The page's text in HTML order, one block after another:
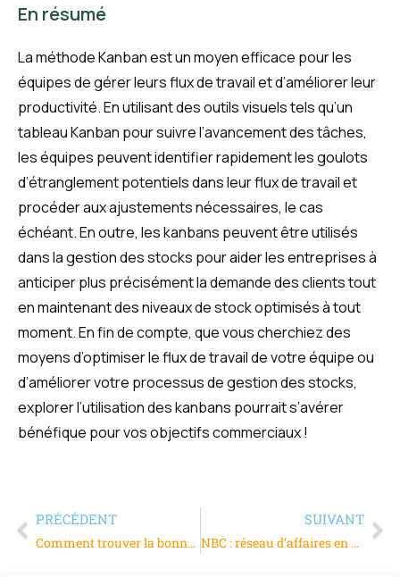
En résumé
La méthode Kanban est un moyen efficace pour les
équipes de gérer leurs flux de travail et d’améliorer leur
productivité. En utilisant des outils visuels tels qu’un
tableau Kanban pour suivre l’avancement des tâches,
les équipes peuvent identifier rapidement les goulots
d’étranglement potentiels dans leur flux de travail et
procéder aux ajustements nécessaires, le cas
échéant. En outre, les kanbans peuvent être utilisés
dans la gestion des stocks pour aider les entreprises à
anticiper plus précisément la demande des clients tout
en maintenant des niveaux de stock optimisés à tout
moment. En fin de compte, que vous cherchiez des
moyens d’optimiser le flux de travail de votre équipe ou
d’améliorer votre processus de gestion des stocks,
explorer l’utilisation des kanbans pourrait s’avérer
bénéfique pour vos objectifs commerciaux !
PRÉCÉDENT
Comment trouver la bonne pépinière d’entreprises pour votre projet
SUIVANT
NBC : réseau d’affaires en Lorraine